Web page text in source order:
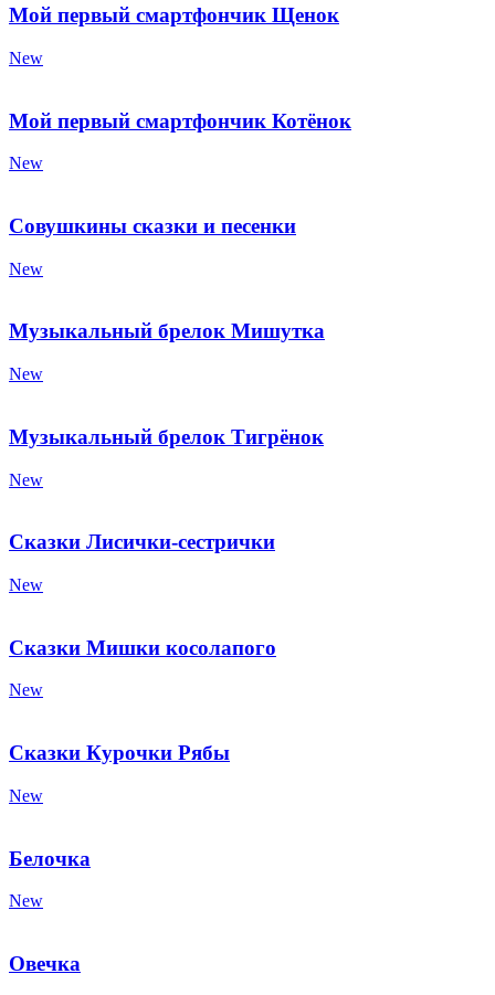
Мой первый смартфончик Щенок
New
Мой первый смартфончик Котёнок
New
Совушкины сказки и песенки
New
Музыкальный брелок Мишутка
New
Музыкальный брелок Тигрёнок
New
Сказки Лисички-сестрички
New
Сказки Мишки косолапого
New
Сказки Курочки Рябы
New
Белочка
New
Овечка